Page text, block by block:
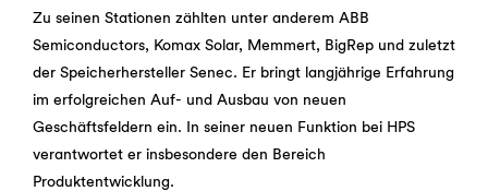
Zu seinen Stationen zählten unter anderem ABB
Semiconductors, Komax Solar, Memmert, BigRep und zuletzt
der Speicherhersteller Senec. Er bringt langjährige Erfahrung
im erfolgreichen Auf- und Ausbau von neuen
Geschäftsfeldern ein. In seiner neuen Funktion bei HPS
verantwortet er insbesondere den Bereich
Produktentwicklung.